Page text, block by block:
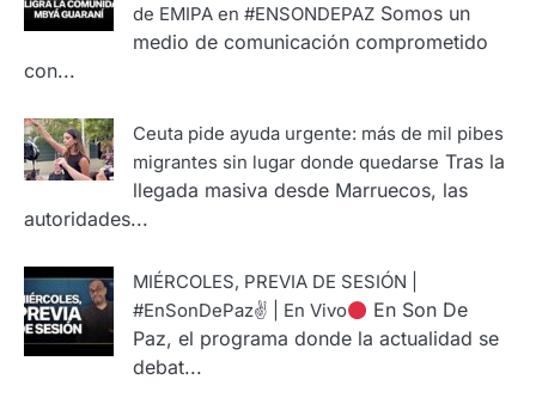
de EMIPA en #ENSONDEPAZ Somos un
medio de comunicación comprometido
con...
Ceuta pide ayuda urgente: más de mil pibes
migrantes sin lugar donde quedarse Tras la
llegada masiva desde Marruecos, las
autoridades...
MIÉRCOLES, PREVIA DE SESIÓN |
#EnSonDePaz✌ | En Vivo
En Son De
Paz, el programa donde la actualidad se
debat...